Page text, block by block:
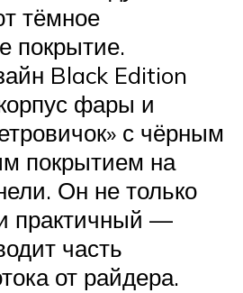
тёмное
покрытие.
Black Edition
фары и
с чёрным
покрытием на
Он не только
практичный —
часть
от райдера.